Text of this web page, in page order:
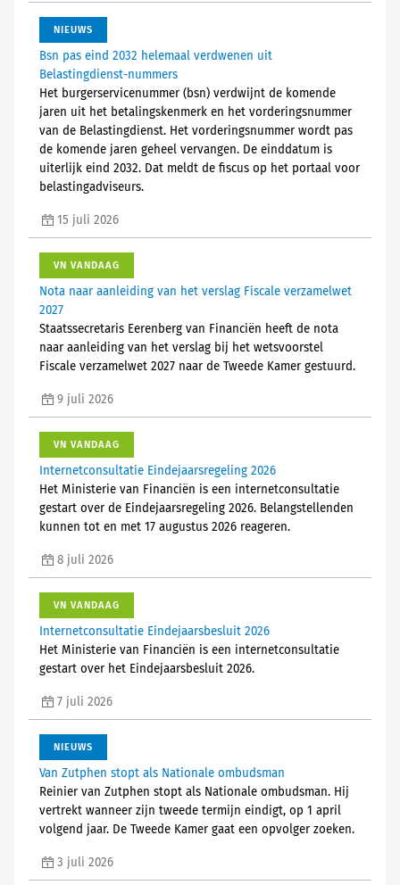
NIEUWS
Bsn pas eind 2032 helemaal verdwenen uit
Belastingdienst-nummers
Het burgerservicenummer (bsn) verdwijnt de komende
jaren uit het betalingskenmerk en het vorderingsnummer
van de Belastingdienst. Het vorderingsnummer wordt pas
de komende jaren geheel vervangen. De einddatum is
uiterlijk eind 2032. Dat meldt de fiscus op het portaal voor
belastingadviseurs.
15 juli 2026
VN VANDAAG
Nota naar aanleiding van het verslag Fiscale verzamelwet
2027
Staatssecretaris Eerenberg van Financiën heeft de nota
naar aanleiding van het verslag bij het wetsvoorstel
Fiscale verzamelwet 2027 naar de Tweede Kamer gestuurd.
9 juli 2026
VN VANDAAG
Internetconsultatie Eindejaarsregeling 2026
Het Ministerie van Financiën is een internetconsultatie
gestart over de Eindejaarsregeling 2026. Belangstellenden
kunnen tot en met 17 augustus 2026 reageren.
8 juli 2026
VN VANDAAG
Internetconsultatie Eindejaarsbesluit 2026
Het Ministerie van Financiën is een internetconsultatie
gestart over het Eindejaarsbesluit 2026.
7 juli 2026
NIEUWS
Van Zutphen stopt als Nationale ombudsman
Reinier van Zutphen stopt als Nationale ombudsman. Hij
vertrekt wanneer zijn tweede termijn eindigt, op 1 april
volgend jaar. De Tweede Kamer gaat een opvolger zoeken.
3 juli 2026